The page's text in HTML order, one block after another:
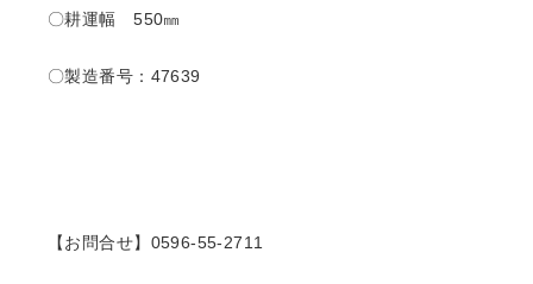
〇耕運幅 550㎜
〇製造番号：47639
【お問合せ】0596-55-2711